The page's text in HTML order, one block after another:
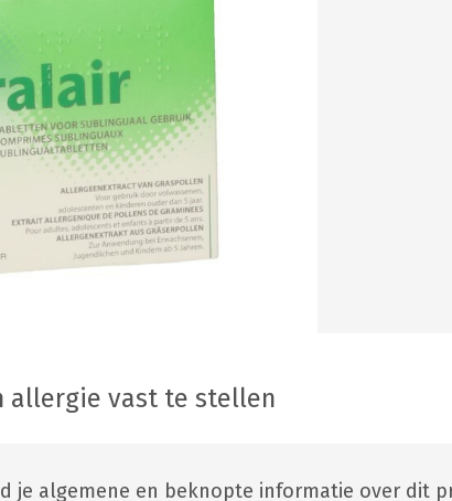
allergie vast te stellen
je algemene en beknopte informatie over dit